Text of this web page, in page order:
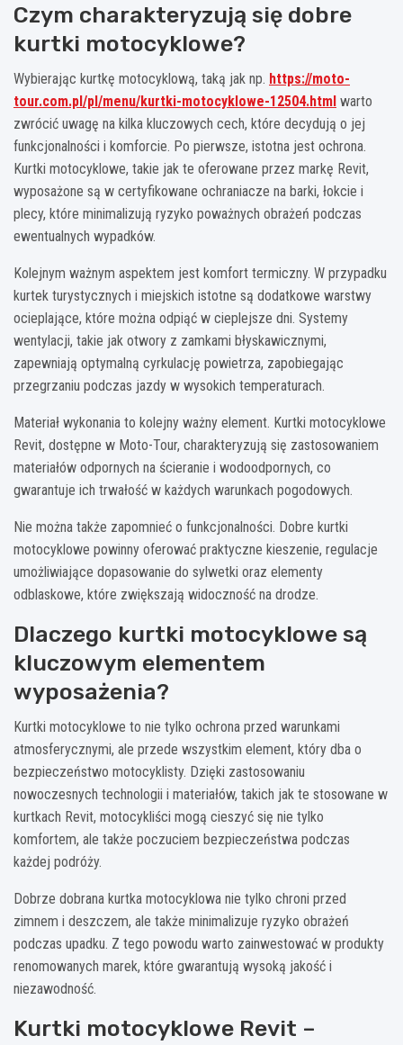
Czym charakteryzują się dobre
kurtki motocyklowe?
Wybierając kurtkę motocyklową, taką jak np. https://moto-
tour.com.pl/pl/menu/kurtki-motocyklowe-12504.html warto
zwrócić uwagę na kilka kluczowych cech, które decydują o jej
funkcjonalności i komforcie. Po pierwsze, istotna jest ochrona.
Kurtki motocyklowe, takie jak te oferowane przez markę Revit,
wyposażone są w certyfikowane ochraniacze na barki, łokcie i
plecy, które minimalizują ryzyko poważnych obrażeń podczas
ewentualnych wypadków.
Kolejnym ważnym aspektem jest komfort termiczny. W przypadku
kurtek turystycznych i miejskich istotne są dodatkowe warstwy
ocieplające, które można odpiąć w cieplejsze dni. Systemy
wentylacji, takie jak otwory z zamkami błyskawicznymi,
zapewniają optymalną cyrkulację powietrza, zapobiegając
przegrzaniu podczas jazdy w wysokich temperaturach.
Materiał wykonania to kolejny ważny element. Kurtki motocyklowe
Revit, dostępne w Moto-Tour, charakteryzują się zastosowaniem
materiałów odpornych na ścieranie i wodoodpornych, co
gwarantuje ich trwałość w każdych warunkach pogodowych.
Nie można także zapomnieć o funkcjonalności. Dobre kurtki
motocyklowe powinny oferować praktyczne kieszenie, regulacje
umożliwiające dopasowanie do sylwetki oraz elementy
odblaskowe, które zwiększają widoczność na drodze.
Dlaczego kurtki motocyklowe są
kluczowym elementem
wyposażenia?
Kurtki motocyklowe to nie tylko ochrona przed warunkami
atmosferycznymi, ale przede wszystkim element, który dba o
bezpieczeństwo motocyklisty. Dzięki zastosowaniu
nowoczesnych technologii i materiałów, takich jak te stosowane w
kurtkach Revit, motocykliści mogą cieszyć się nie tylko
komfortem, ale także poczuciem bezpieczeństwa podczas
każdej podróży.
Dobrze dobrana kurtka motocyklowa nie tylko chroni przed
zimnem i deszczem, ale także minimalizuje ryzyko obrażeń
podczas upadku. Z tego powodu warto zainwestować w produkty
renomowanych marek, które gwarantują wysoką jakość i
niezawodność.
Kurtki motocyklowe Revit –